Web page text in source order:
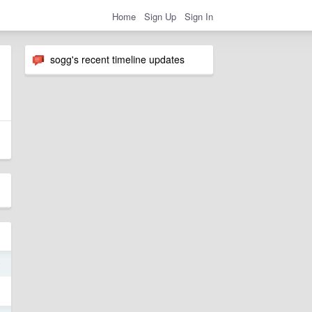
Home Sign Up Sign In
sogg's recent timeline updates